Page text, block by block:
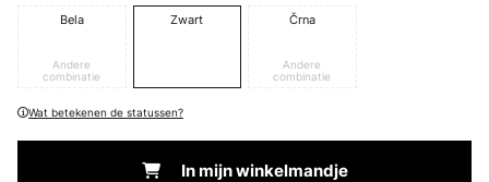
Bela
Andere
combinatie
Zwart Črna
Andere
combinatie
Wat betekenen de statussen?
In mijn winkelmandje